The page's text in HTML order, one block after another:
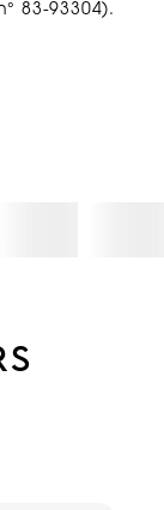
83-93304).